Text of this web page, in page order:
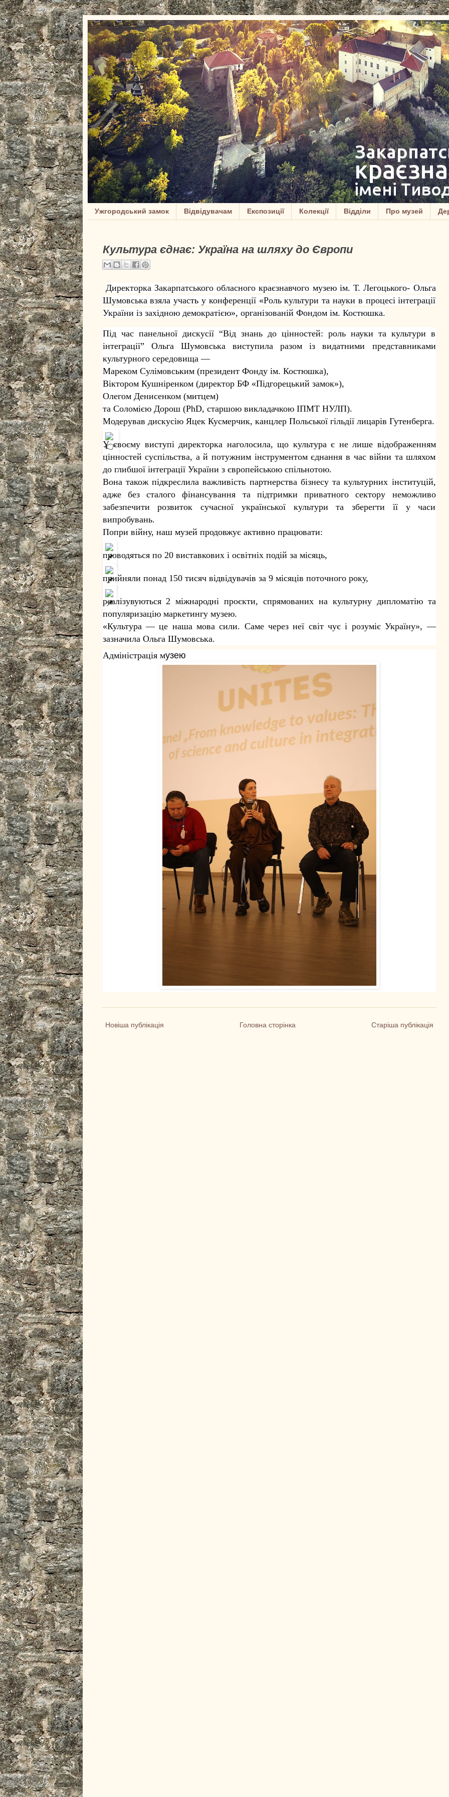
Ужгородський замок Відвідувачам Експозиції Колекції Відділи Про музей
Культура єднає: Україна на шляху до Європи
Директорка Закарпатського обласного краєзнавчого музею ім. Т. Легоцького- Ольга
Шумовська взяла участь у конференції «Роль культури та науки в процесі інтеграції
України із західною демократією», організованій Фондом ім. Костюшка.
Під час панельної дискусії “Від знань до цінностей: роль науки та культури в
інтеграції” Ольга Шумовська виступила разом із видатними представниками
культурного середовища —
Мареком Сулімовським (президент Фонду ім. Костюшка),
Віктором Кушніренком (директор БФ «Підгорецький замок»),
Олегом Денисенком (митцем)
та Соломією Дорош (PhD, старшою викладачкою ІПМТ НУЛП).
Модерував дискусію Яцек Кусмерчик, канцлер Польської гільдії лицарів Гутенберга.
У своєму виступі директорка наголосила, що культура є не лише відображенням
цінностей суспільства, а й потужним інструментом єднання в час війни та шляхом
до глибшої інтеграції України з європейською спільнотою.
Вона також підкреслила важливість партнерства бізнесу та культурних інституцій,
адже без сталого фінансування та підтримки приватного сектору неможливо
забезпечити розвиток сучасної української культури та зберегти її у часи
випробувань.
Попри війну, наш музей продовжує активно працювати:
проводяться по 20 виставкових і освітніх подій за місяць,
прийняли понад 150 тисяч відвідувачів за 9 місяців поточного року,
реалізувуються 2 міжнародні проєкти, спрямованих на культурну дипломатію та
популяризацію маркетингу музею.
«Культура — це наша мова сили. Саме через неї світ чує і розуміє Україну», —
зазначила Ольга Шумовська.
Адміністрація музею
Новіша публікація Старіша публікація
Головна сторінка